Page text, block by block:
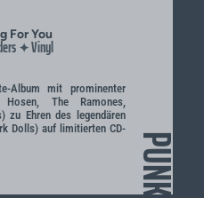
PUNK
For You
✦Vinyl
Album mit prominenter
The Ramones,
zu Ehren des legendären
Dolls) auf limitierten CD-